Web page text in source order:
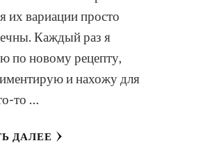
их вариации просто
Каждый раз я
по новому рецепту,
и нахожу для
то …
ДАЛЕЕ